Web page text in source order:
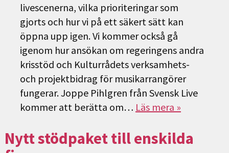
livescenerna, vilka prioriteringar som
gjorts och hur vi på ett säkert sätt kan
öppna upp igen. Vi kommer också gå
igenom hur ansökan om regeringens andra
krisstöd och Kulturrådets verksamhets-
och projektbidrag för musikarrangörer
fungerar. Joppe Pihlgren från Svensk Live
kommer att berätta om… Läs mera »
Nytt stödpaket till enskilda